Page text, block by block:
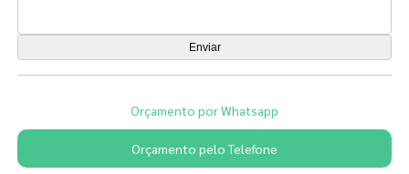
Orçamento por Whatsapp
Orçamento pelo Telefone